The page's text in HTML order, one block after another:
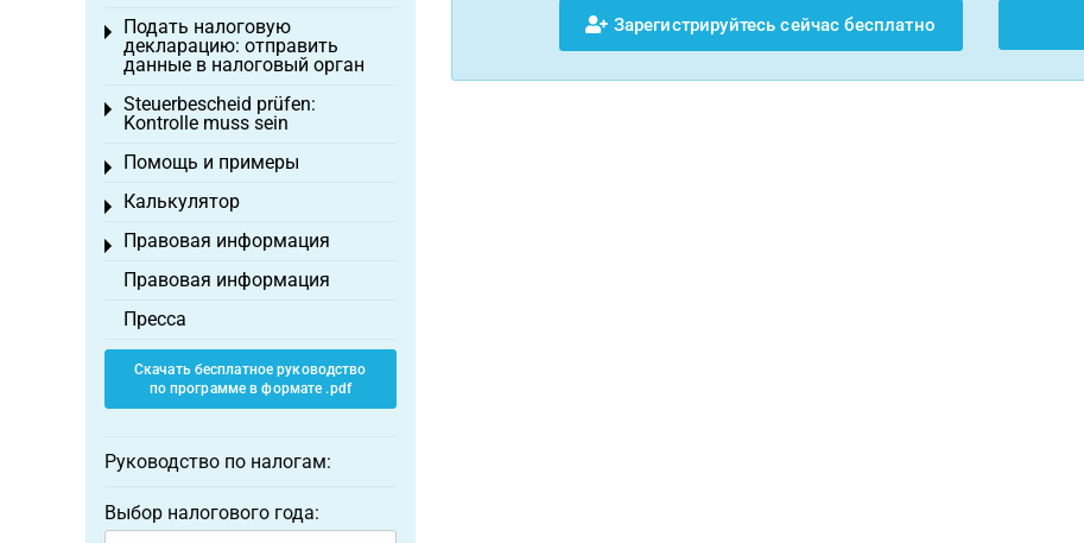
Зарегистрируйтесь сейчас бесплатно
Подать налоговую
декларацию: отправить
данные в налоговый орган
Toggle menu
Steuerbescheid prüfen:
Kontrolle muss sein
Toggle menu
Помощь и примеры
Toggle menu
Калькулятор
Toggle menu
Правовая информация
Toggle menu
Правовая информация
Пресса
Скачать бесплатное руководство
по программе в формате .pdf
Руководство по налогам:
Выбор налогового года: